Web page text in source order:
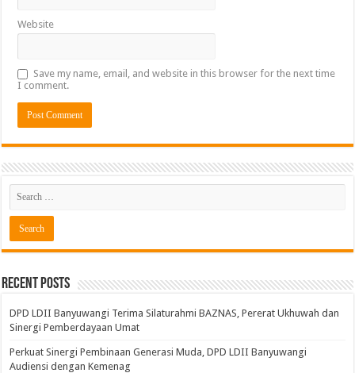
Website
Save my name, email, and website in this browser for the next time
I comment.
Recent Posts
DPD LDII Banyuwangi Terima Silaturahmi BAZNAS, Pererat Ukhuwah dan
Sinergi Pemberdayaan Umat
Perkuat Sinergi Pembinaan Generasi Muda, DPD LDII Banyuwangi
Audiensi dengan Kemenag